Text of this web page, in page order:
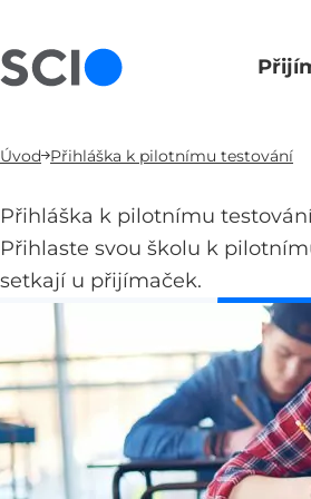
Úvod Přihláška k pilotnímu testování
Přihláška k pilotnímu
Přihlaste svou školu k
setkají u přijímaček.